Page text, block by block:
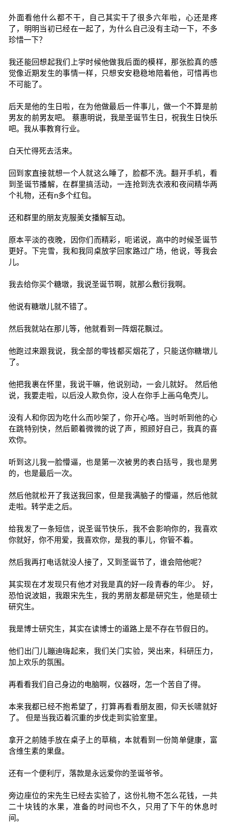
外面看他什么都不干，自己其实干了很多六年啦，心还是疼
了，明明当初已经在一起了，为什么自己没有主动一下，不多
珍惜一下？
我还能回想起我们上学时候他做我后面的模样，那张脸真的感
觉像近期发生的事情一样，只想安安稳稳地陪着他，可惜再也
不可能了。
后天是他的生日啦，在为他做最后一件事儿，做一个不算是前
男友的前男友吧。 蔡惠明说，我是圣诞节生日，祝我生日快乐
吧。我从事教育行业。
白天忙得死去活来。
回到家直接就想一个人就这么睡了，脸都不洗。翻开手机，看
到圣诞节播解，在群里搞活动，一连抢到洗衣液和夜间精华两
个礼物，还有n多个红包。
还和群里的朋友克服美女播解互动。
原本平淡的夜晚，因你们而精彩，呃诺说，高中的时候圣诞节
更好。下完雪，我和我同桌放学回家路过广场，他说，等我会
儿。
我去给你买个糖墩，我说圣诞节啊，就那么敷衍我啊。
他说有糖墩儿就不错了。
然后我就站在那儿等，他就看到一阵烟花飘过。
他跑过来跟我说，我全部的零钱都买烟花了，只能送你糖墩儿
了。
他把我裹在怀里，我说干嘛，他说别动，一会儿就好。 然后他
说，我要走啦，以后没人欺负你，没人在你手上画乌龟壳儿。
没有人和你因为吃什么而吵架了，你开心咯。当时听到他的心
在跳特别快，然后颤着微微的说了声，照顾好自己，我真的喜
欢你。
听到这儿我一脸懵逼，也是第一次被男的表白括号，我也是男
的，也是最后一次。
然后他就松开了我送我回家，但是我满脑子的懵逼，然后他就
走啦。转学走之后。
给我发了一条短信，说圣诞节快乐，我不会影响你的，我喜欢
你就好，你不用爱，我喜欢你，是我的事儿，你管不着。
然后我再打电话就没人接了，又到圣诞节了，谁会陪他呢？
其实现在才发现只有他才对我是真的好一段青春的年少。 好，
恐怕说波姐，我跟宋先生，我的男朋友都是研究生，他是硕士
研究生。
我是博士研究生，其实在读博士的道路上是不存在节假日的。
他们出门儿蹦迪嗨起来，我们关门实验，哭出来，科研压力，
加上欢乐的氛围。
再看看我们自己身边的电脑啊，仪器呀，怎一个苦自了得。
本来我都已经不抱希望了，打算再看看朋友圈，仰天长啸就好
了。 但是当我迈着沉重的步伐走到实验室里。
拿开之前随手放在桌子上的草稿，本就看到一份简单健康，富
含维生素的果盘。
还有一个便利厅，落款是永远爱你的圣诞爷爷。
旁边座位的宋先生已经去实验了，这份礼物不怎么花钱，一共
二十块钱的水果，准备的时间也不久，只用了下午的休息时
间。